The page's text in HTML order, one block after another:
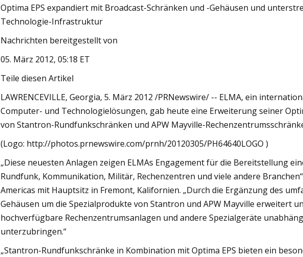
Optima EPS expandiert mit Broadcast-Schränken und -Gehäusen und
Technologie-Infrastruktur
Nachrichten bereitgestellt von
05. März 2012, 05:18 ET
Teile diesen Artikel
LAWRENCEVILLE, Georgia, 5. März 2012 /PRNewswire/ -- ELMA, ein
Computer- und Technologielösungen, gab heute eine Erweiterung seiner
von Stantron-Rundfunkschränken und APW Mayville-
(Logo: http://photos.prnewswire.com/prnh/20120305/PH64640LOGO )
„Diese neuesten Anlagen zeigen ELMAs Engagement für die Bereitstellung
Rundfunk, Kommunikation, Militär, Rechenzentren und viele andere
Americas mit Hauptsitz in Fremont, Kalifornien. „Durch die Ergänzung des
Gehäusen um die Spezialprodukte von Stantron und APW Mayville erweitert
hochverfügbare Rechenzentrumsanlagen und andere Spezialgeräte
unterzubringen.“
„Stantron-Rundfunkschränke in Kombination mit Optima EPS bieten ein